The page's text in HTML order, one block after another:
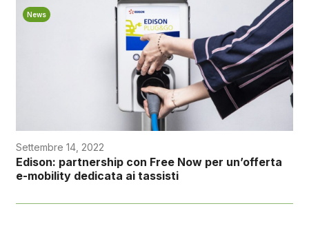
News
Settembre 14, 2022
Edison: partnership con Free Now per un’offerta
e-mobility dedicata ai tassisti